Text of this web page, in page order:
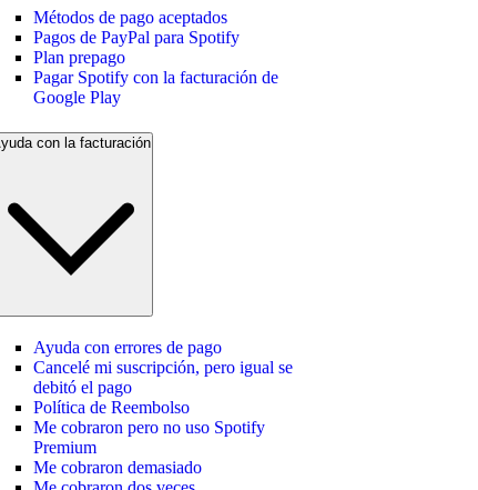
Métodos de pago aceptados
Pagos de PayPal para Spotify
Plan prepago
Pagar Spotify con la facturación de
Google Play
con la facturación
Ayuda con errores de pago
Cancelé mi suscripción, pero igual se
debitó el pago
Política de Reembolso
Me cobraron pero no uso Spotify
Premium
Me cobraron demasiado